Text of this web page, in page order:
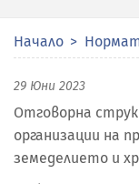
Начало
29 Юни 2023
Отговорна
организации на
земеделието и